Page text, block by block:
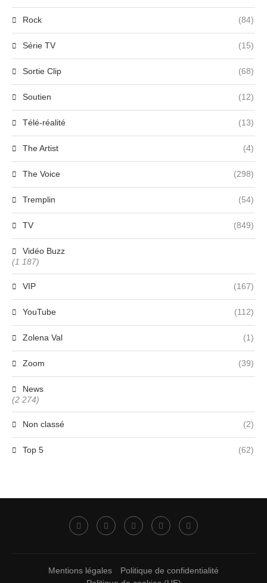
Rock (84)
Série TV (15)
Sortie Clip (68)
Soutien (12)
Télé-réalité (13)
The Artist (4)
The Voice (298)
Tremplin (54)
TV (849)
Vidéo Buzz
(1 187)
VIP (167)
YouTube (112)
Zolena Val (1)
Zoom (39)
News
(2 274)
Non classé (2)
Top 5 (62)
Mentions légales
Politique de confidentialité